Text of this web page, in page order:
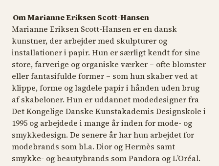
Om Marianne Eriksen Scott-Hansen
Marianne Eriksen Scott-Hansen er en dansk
kunstner, der arbejder med skulpturer og
installationer i papir. Hun er særligt kendt for sine
store, farverige og organiske værker – ofte blomster
eller fantasifulde former – som hun skaber ved at
klippe, forme og lagdele papir i hånden uden brug
af skabeloner. Hun er uddannet modedesigner fra
Det Kongelige Danske Kunstakademis Designskole i
1995 og arbejdede i mange år inden for mode- og
smykkedesign. De senere år har hun arbejdet for
modebrands som bl.a. Dior og Hermès samt
smykke- og beautybrands som Pandora og L’Oréal.